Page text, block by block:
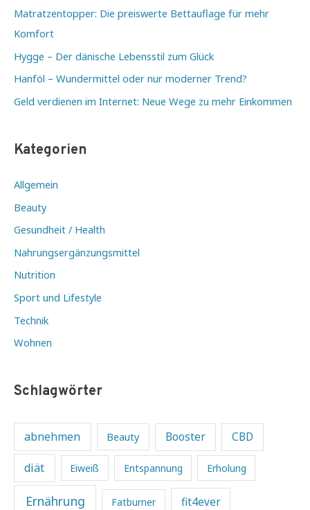
Matratzentopper: Die preiswerte Bettauflage für mehr
Komfort
Hygge – Der dänische Lebensstil zum Glück
Hanföl – Wundermittel oder nur moderner Trend?
Geld verdienen im Internet: Neue Wege zu mehr Einkommen
Kategorien
Allgemein
Beauty
Gesundheit / Health
Nahrungsergänzungsmittel
Nutrition
Sport und Lifestyle
Technik
Wohnen
Schlagwörter
abnehmen Beauty Booster CBD
diät Eiweiß Entspannung Erholung
Ernährung Fatburner fit4ever